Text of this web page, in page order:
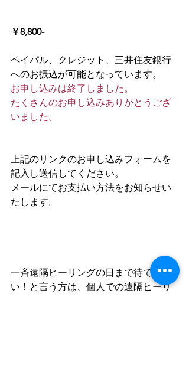
￥8,800-
ペイパル、クレジット、三井住友銀行
へのお振込が可能となっています。
お申し込みは終了しました。
たくさんのお申し込みありがとうござ
いました。
上記のリンクのお申し込みフォームを
記入し送信してください。
メールにてお支払い方法をお知らせい
たします。
一斉遠隔ヒーリングの日まで待てな
い！と言う方は、個人での遠隔ヒーリ